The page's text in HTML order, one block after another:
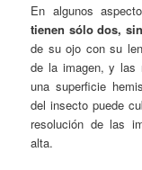
En algunos
tienen sólo dos,
de su ojo con su
de la imagen, y las
una superficie
del insecto puede
resolución de las
alta.